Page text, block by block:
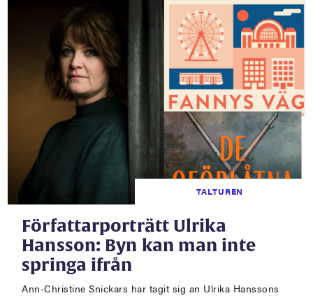
TALTUREN
Författarporträtt Ulrika
Hansson: Byn kan man inte
springa ifrån
Ann-Christine Snickars har tagit sig an Ulrika Hanssons